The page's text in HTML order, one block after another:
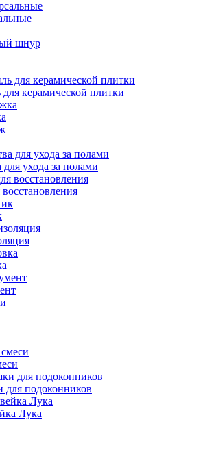
шнур
керамической плитки
для ухода за полами
для подоконников
Лука